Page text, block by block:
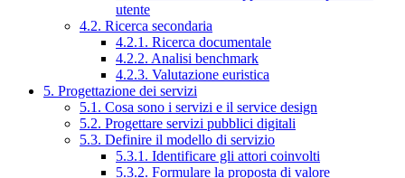
utente
4.2. Ricerca secondaria
4.2.1. Ricerca documentale
4.2.2. Analisi benchmark
4.2.3. Valutazione euristica
5. Progettazione dei servizi
5.1. Cosa sono i servizi e il service design
5.2. Progettare servizi pubblici digitali
5.3. Definire il modello di servizio
5.3.1. Identificare gli attori coinvolti
5.3.2. Formulare la proposta di valore